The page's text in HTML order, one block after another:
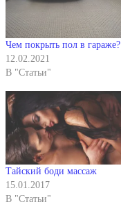
Чем покрыть пол в гараже?
12.02.2021
В "Статьи"
Тайский боди массаж
15.01.2017
В "Статьи"